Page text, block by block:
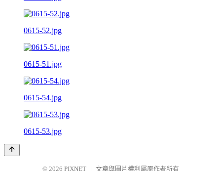
0615-52.jpg
0615-51.jpg
0615-54.jpg
0615-53.jpg
© 2026 PIXNET 文章與圖片權利屬原作者所有